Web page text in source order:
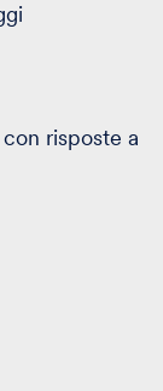
risposte a